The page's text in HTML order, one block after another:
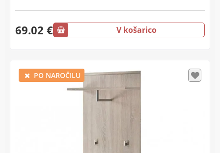
69.02 € V košarico
PO NAROČILU